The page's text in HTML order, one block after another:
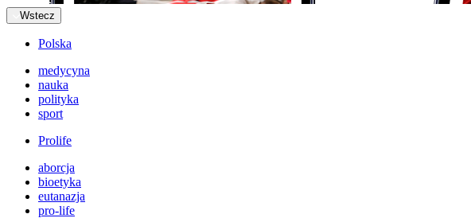
Wstecz
Polska
medycyna
nauka
polityka
sport
Prolife
aborcja
bioetyka
eutanazja
pro-life